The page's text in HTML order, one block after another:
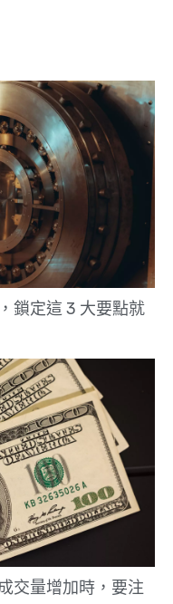
鎖定這 3 大要點就
交量增加時，要注